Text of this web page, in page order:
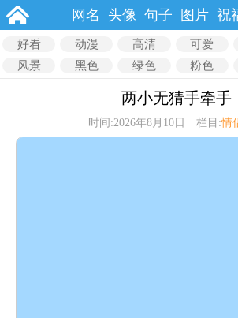
网名 头像 句子 图片 祝
好看 动漫 高清 可爱
风景
黑色 绿色 粉色
两小无猜手牵手
时间:2026年8月10日 栏目:情